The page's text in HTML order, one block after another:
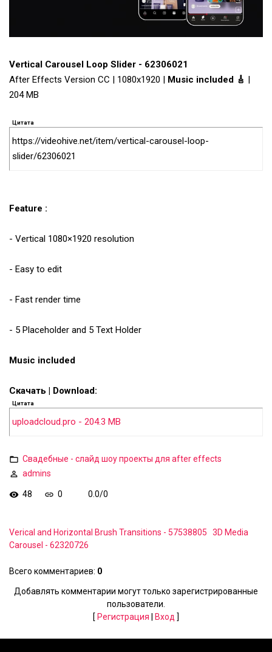
Vertical Carousel Loop Slider - 62306021
After Effects Version CC | 1080x1920 | Music included 🎸 |
204 MB
Цитата
https://videohive.net/item/vertical-carousel-loop-
slider/62306021
Feature :
- Vertical 1080×1920 resolution
- Easy to edit
- Fast render time
- 5 Placeholder and 5 Text Holder
Music included
Скачать | Download:
Цитата
uploadcloud.pro - 204.3 MB
Свадебные - слайд шоу проекты для after effects
admins
48 0 0.0/0
Verical and Horizontal Brush Transitions - 57538805
3D Media
Carousel - 62320726
Всего комментариев: 0
Добавлять комментарии могут только зарегистрированные
пользователи.
[ Регистрация Вход ]